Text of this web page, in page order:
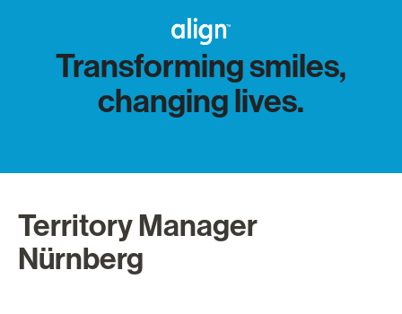
Transforming smiles,
changing lives.
Territory Manager
Nürnberg